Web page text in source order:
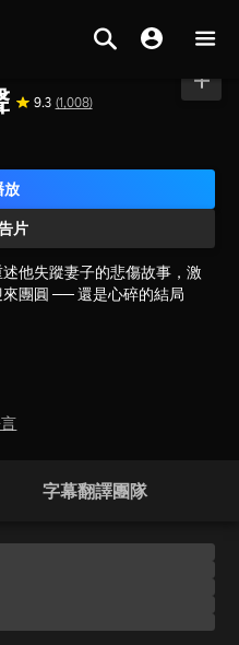
9.3 (1,008)
放
片
他失蹤妻子的悲傷故事，激
團圓 ── 還是心碎的結局
字幕翻譯團隊